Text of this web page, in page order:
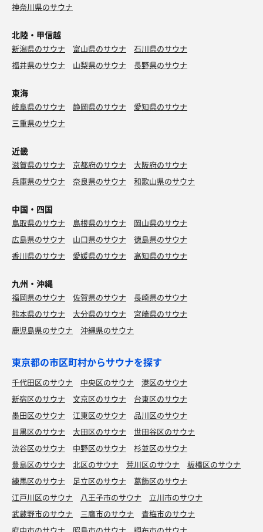
神奈川県のサウナ
北陸・甲信越
新潟県のサウナ 富山県のサウナ
石川県のサウナ
福井県のサウナ
山梨県のサウナ 長野県のサウナ
東海
岐阜県のサウナ 静岡県のサウナ
愛知県のサウナ
三重県のサウナ
近畿
滋賀県のサウナ 京都府のサウナ
大阪府のサウナ
兵庫県のサウナ
奈良県のサウナ 和歌山県のサウナ
中国・四国
鳥取県のサウナ 島根県のサウナ
岡山県のサウナ
広島県のサウナ
山口県のサウナ
徳島県のサウナ
香川県のサウナ
愛媛県のサウナ 高知県のサウナ
九州・沖縄
福岡県のサウナ 佐賀県のサウナ
長崎県のサウナ
熊本県のサウナ
大分県のサウナ
宮崎県のサウナ
鹿児島県のサウナ
沖縄県のサウナ
東京都の市区町村からサウナを探す
千代田区のサウナ 中央区のサウナ
港区のサウナ
新宿区のサウナ
文京区のサウナ
台東区のサウナ
墨田区のサウナ
江東区のサウナ
品川区のサウナ
目黒区のサウナ
大田区のサウナ
世田谷区のサウナ
渋谷区のサウナ
中野区のサウナ
杉並区のサウナ
豊島区のサウナ
北区のサウナ 荒川区のサウナ
板橋区のサウナ
練馬区のサウナ
足立区のサウナ
葛飾区のサウナ
江戸川区のサウナ
八王子市のサウナ
立川市のサウナ
武蔵野市のサウナ
三鷹市のサウナ
青梅市のサウナ